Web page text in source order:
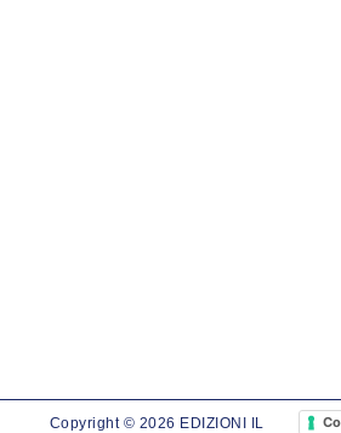
Copyright © 2026 EDIZIONI IL